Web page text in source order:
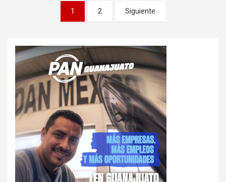
1 2 Siguiente